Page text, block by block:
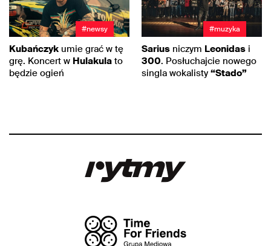
#newsy
Kubańczyk umie grać w tę
grę. Koncert w Hulakula to
będzie ogień
#muzyka
Sarius niczym Leonidas i
300. Posłuchajcie nowego
singla wokalisty “Stado”